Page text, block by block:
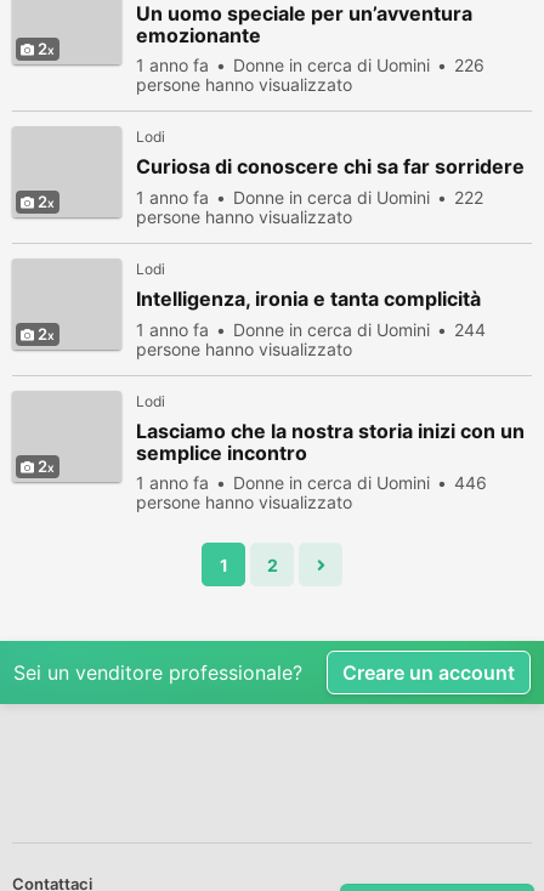
2
Un uomo speciale per un’avventura
emozionante
1 anno fa Donne in cerca di Uomini
226
persone hanno visualizzato
2
Lodi
Curiosa di conoscere chi sa far sorridere
1 anno fa Donne in cerca di Uomini
222
persone hanno visualizzato
2
Lodi
Intelligenza, ironia e tanta complicità
1 anno fa Donne in cerca di Uomini
244
persone hanno visualizzato
2
Lodi
Lasciamo che la nostra storia inizi con un
semplice incontro
1 anno fa Donne in cerca di Uomini
446
persone hanno visualizzato
1 2
Sei un venditore professionale? Creare un account
Contattaci